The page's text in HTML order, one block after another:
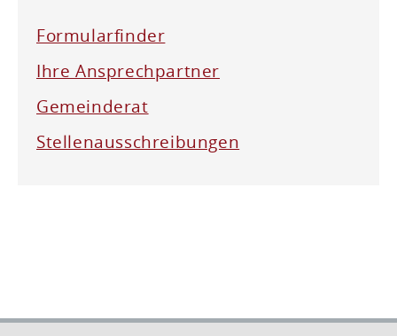
Formularfinder
Ihre Ansprechpartner
Gemeinderat
Stellenausschreibungen